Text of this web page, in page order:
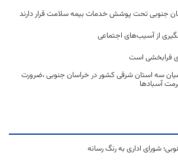
از آسیب‌های اجتماعی
فرابخشی است
میان سه استان شرقی کشور در خراسان جنوبی ،ضرورت
آسبادها
شورای اداری به رنگ رسانه